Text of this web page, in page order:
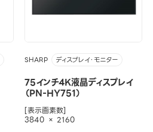
SHARP ディスプレイ・モニター
75インチ4K液晶ディスプレイ
（PN-HY751）
[表示画素数]
3840 × 2160